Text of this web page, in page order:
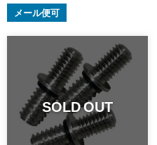
メール便可
SOLD OUT